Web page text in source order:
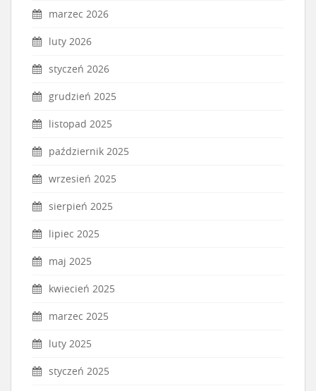
marzec 2026
luty 2026
styczeń 2026
grudzień 2025
listopad 2025
październik 2025
wrzesień 2025
sierpień 2025
lipiec 2025
maj 2025
kwiecień 2025
marzec 2025
luty 2025
styczeń 2025